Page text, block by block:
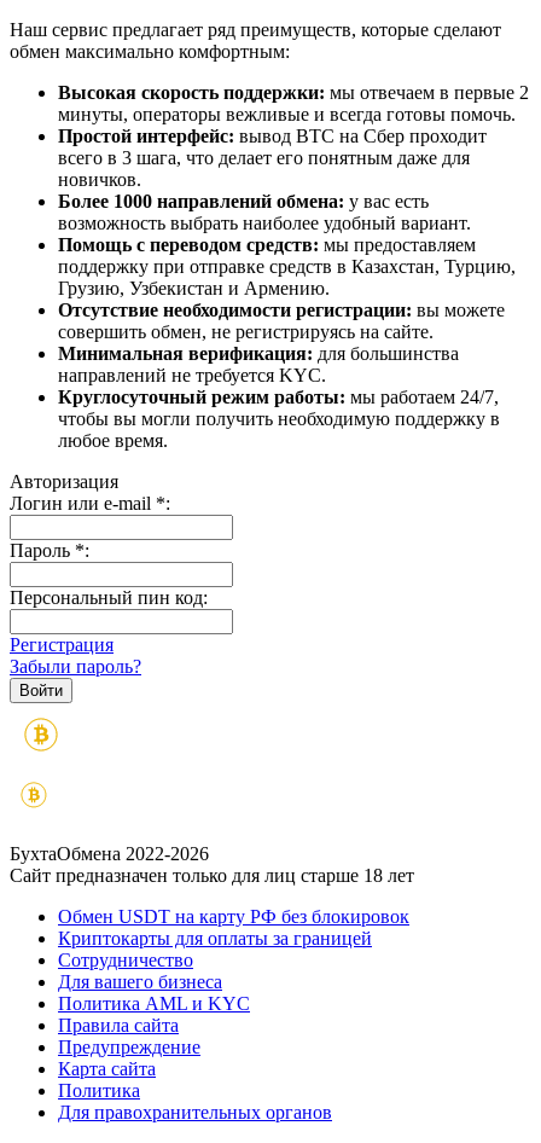
Наш сервис предлагает ряд преимуществ, которые сделают
обмен максимально комфортным:
Высокая скорость поддержки: мы отвечаем в первые 2
минуты, операторы вежливые и всегда готовы помочь.
Простой интерфейс: вывод BTC на Сбер проходит
всего в 3 шага, что делает его понятным даже для
новичков.
Более 1000 направлений обмена: у вас есть
возможность выбрать наиболее удобный вариант.
Помощь с переводом средств: мы предоставляем
поддержку при отправке средств в Казахстан, Турцию,
Грузию, Узбекистан и Армению.
Отсутствие необходимости регистрации: вы можете
совершить обмен, не регистрируясь на сайте.
Минимальная верификация: для большинства
направлений не требуется KYC.
Круглосуточный режим работы: мы работаем 24/7,
чтобы вы могли получить необходимую поддержку в
любое время.
Авторизация
Логин или e-mail *:
Пароль *:
Персональный пин код:
Регистрация
Забыли пароль?
БухтаОбмена 2022-2026
Сайт предназначен только для лиц старше 18 лет
Обмен USDT на карту РФ без блокировок
Криптокарты для оплаты за границей
Сотрудничество
Для вашего бизнеса
Политика AML и KYC
Правила сайта
Предупреждение
Карта сайта
Политика
Для правохранительных органов